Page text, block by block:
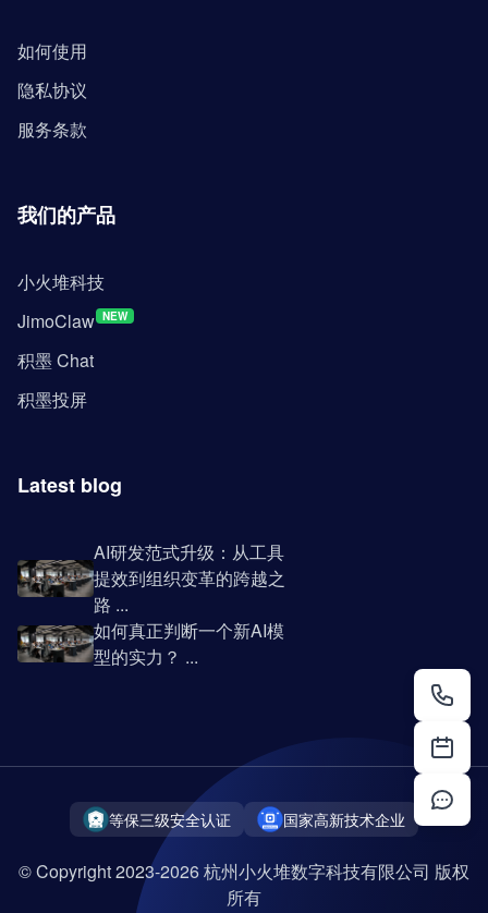
如何使用
隐私协议
服务条款
我们的产品
小火堆科技
JimoClaw NEW
积墨 Chat
积墨投屏
Latest blog
AI研发范式升级：从工具
提效到组织变革的跨越之
路 ...
如何真正判断一个新AI模
型的实力？ ...
等保三级安全认证 国家高新技术企业
© Copyright 2023-2026 杭州小火堆数字科技有限公司 版权
所有